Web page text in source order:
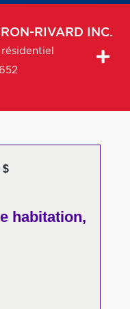
RIVARD INC.
$
habitation,